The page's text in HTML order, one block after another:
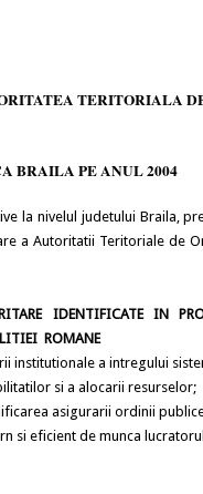
TERITORIALA
BRAILA PE ANUL 2004
judetului Braila,
a Autoritatii Teritoriale de
IDENTIFICATE IN
ROMANE
institutionale a intregului
si a alocarii resurselor;
asigurarii ordinii
eficient de munca